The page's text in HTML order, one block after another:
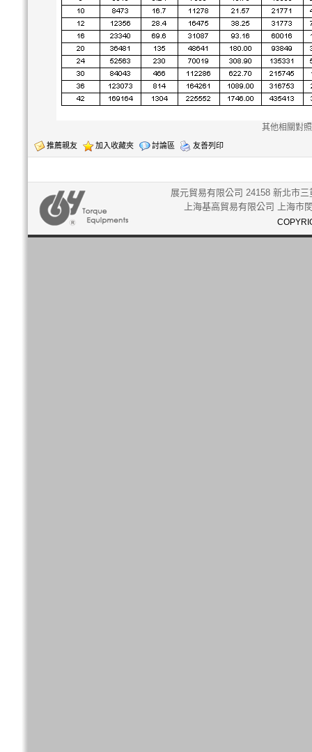
其他相關對
推薦親友 加入收藏夾 討論區 友善列印
展元貿易有限公司 24158 新北市
上海基高貿易有限公司 上海